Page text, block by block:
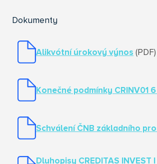
Dokumenty
Alikvótní úrokový výnos (PDF)
Konečné podmínky CRINV01
Schválení ČNB základního
Dluhopisy CREDITAS INVEST I